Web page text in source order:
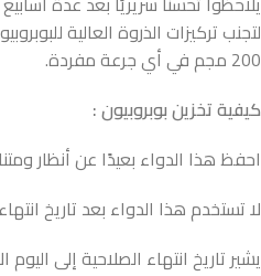
لتجنب تركيزات الذروة العالية
200 مجم في أي جرعة مفردة.
كيفية تخزين بوبروبيون :
احفظ هذا الدواء بعيدًا عن أنظار
لا تستخدم هذا الدواء بعد تاريخ
يشير تاريخ انتهاء الصلاحية إلى